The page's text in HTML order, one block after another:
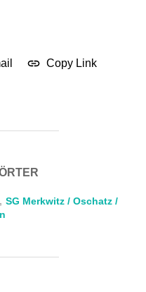
Copy Link
, SG Merkwitz / Oschatz /